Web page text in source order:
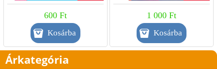
600 Ft 1 000 Ft
Árkategória